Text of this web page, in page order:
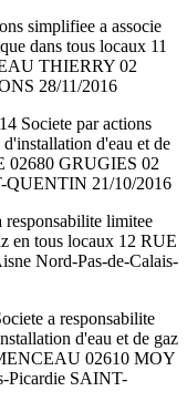
simplifiee a associe
dans tous locaux 11
THIERRY 02
28/11/2016
Societe par actions
d'eau et de
02680 GRUGIES 02
QUENTIN 21/10/2016
limitee
en tous locaux 12 RUE
Nord-Pas-de-Calais-
a responsabilite
d'eau et de gaz
02610 MOY
Picardie SAINT-